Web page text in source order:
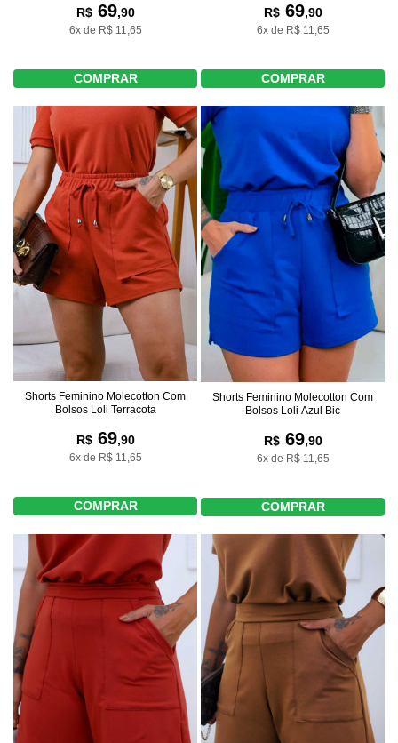
R$69,90
6x de R$ 11,65
COMPRAR
R$69,90
6x de R$ 11,65
COMPRAR
Shorts Feminino Molecotton Com
Bolsos Loli Terracota
R$69,90
6x de R$ 11,65
COMPRAR
Shorts Feminino Molecotton Com
Bolsos Loli Azul Bic
R$69,90
6x de R$ 11,65
COMPRAR